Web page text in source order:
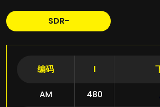
SDR-
编码 l
AM
480